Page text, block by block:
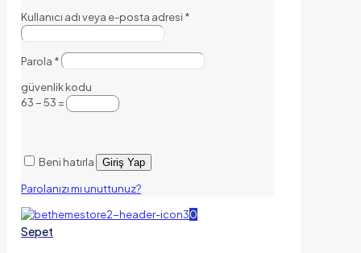
Kullanıcı adı veya e-posta adresi *
Parola *
güvenlik kodu
63 − 53 =
Beni hatırla Giriş Yap
Parolanızı mı unuttunuz?
0
Sepet